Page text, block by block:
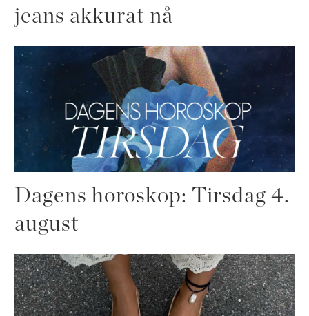
jeans akkurat nå
Dagens horoskop: Tirsdag 4.
august